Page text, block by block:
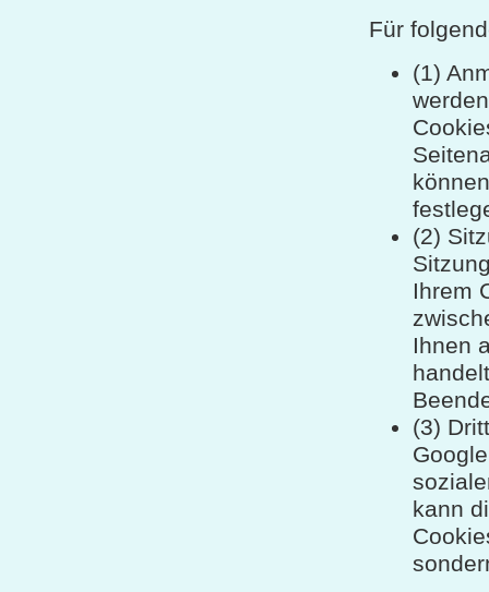
Für
(1)
(2)
Ihrem
Ihnen
(3)
kann